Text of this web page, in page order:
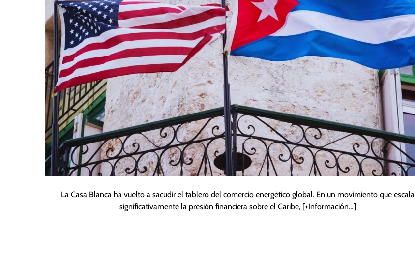
La Casa Blanca ha vuelto a sacudir el tablero del comercio energético global. En un movimiento que escala
significativamente la presión financiera sobre el Caribe, [+Información…]